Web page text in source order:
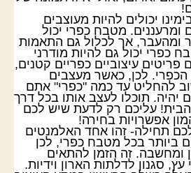
יכולים להיות מעוצבים
ומרעננים. מטבח כפרי יכול
אך לכלול גם התאמות
כפרי יכול גם להיות מודרני
עיצוביים כפריים קטנים,
לכן, כאשר מעצבים
להחליט עד כמה "כפרי" אתם
תוכלו לעצב אותו בכל דרך
עליכם רק לדעת שיש לכם
אפשרויות בחירה!
תחילה- זהו אחד האלמנטים
ביותר בכל מטבח כפרי, לכן
ומחשבה. זה הזמן להתאים
סגנון לדלתות הארון וידיות.